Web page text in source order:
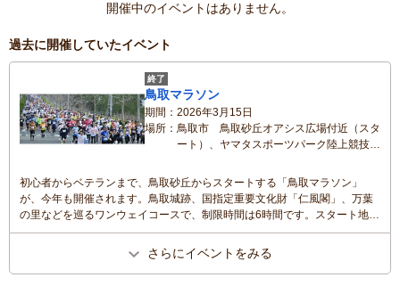
開催中のイベントはありません。
過去に開催していたイベント
終了
鳥取マラソン
期間
2026年3月15日
場所
鳥取市 鳥取砂丘オアシス広場付近（スタ
ート）、ヤマタスポーツパーク陸上競技場
初心者からベテランまで、鳥取砂丘からスタートする「鳥取マラソン」
が、今年も開催されます。鳥取城跡、国指定重要文化財「仁風閣」、万葉
の里などを巡るワンウェイコースで、制限時間は6時間です。スタート地
点、コース、フィニッシュ地点での混雑が少なく、完走率が高いため、初
心者にも走りやすいコースとなっています。完走者には「砂」メダルがも
らえます。ゲストランナーは安田美沙子さんです。初フルマラソンチャレ
さらにイベントをみる